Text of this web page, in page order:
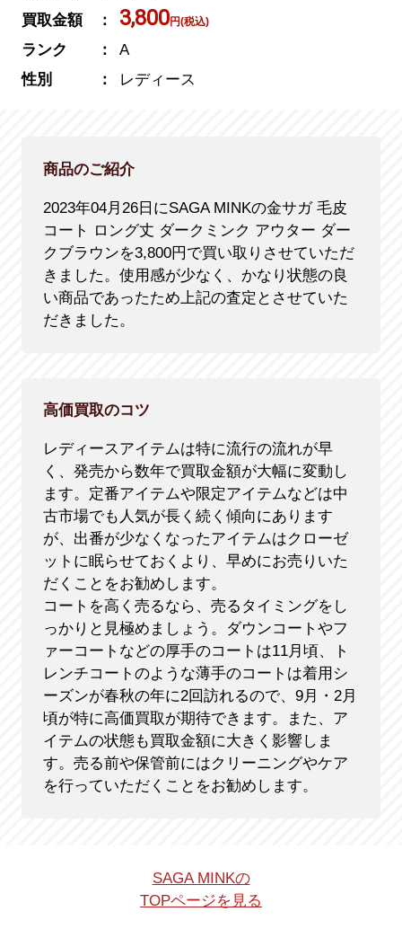
買取金額
3,800円(税込)
ランク
A
性別
レディース
商品のご紹介
2023年04月26日にSAGA MINKの金サガ 毛皮
コート ロング丈 ダークミンク アウター ダー
クブラウンを3,800円で買い取りさせていただ
きました。使用感が少なく、かなり状態の良
い商品であったため上記の査定とさせていた
だきました。
高価買取のコツ
レディースアイテムは特に流行の流れが早
く、発売から数年で買取金額が大幅に変動し
ます。定番アイテムや限定アイテムなどは中
古市場でも人気が長く続く傾向にあります
が、出番が少なくなったアイテムはクローゼ
ットに眠らせておくより、早めにお売りいた
だくことをお勧めします。
コートを高く売るなら、売るタイミングをし
っかりと見極めましょう。ダウンコートやフ
ァーコートなどの厚手のコートは11月頃、ト
レンチコートのような薄手のコートは着用シ
ーズンが春秋の年に2回訪れるので、9月・2月
頃が特に高価買取が期待できます。また、ア
イテムの状態も買取金額に大きく影響しま
す。売る前や保管前にはクリーニングやケア
を行っていただくことをお勧めします。
SAGA MINKの
TOPページを見る